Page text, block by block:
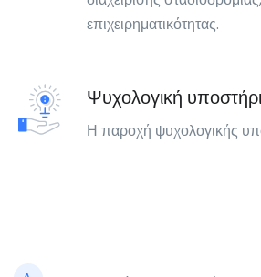
επιχειρηματικότητας.
Ψυχολογική
Η παροχή ψυχολογικής